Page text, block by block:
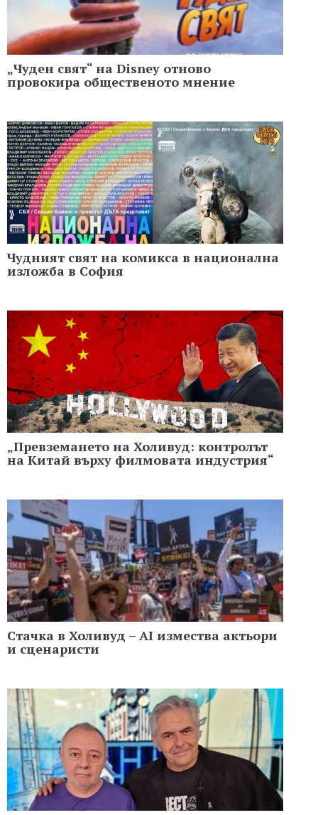
„Чуден свят“ на Disney отново
провокира общественото мнение
Чудният свят на комикса в национална
изложба в София
„Превземането на Холивуд: контролът
на Китай върху филмовата индустрия“
Стачка в Холивуд – AI измества актьори
и сценаристи